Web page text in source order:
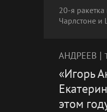
20-я
Чарлстоне и
АНДРЕЕВ |
«Игорь
этом